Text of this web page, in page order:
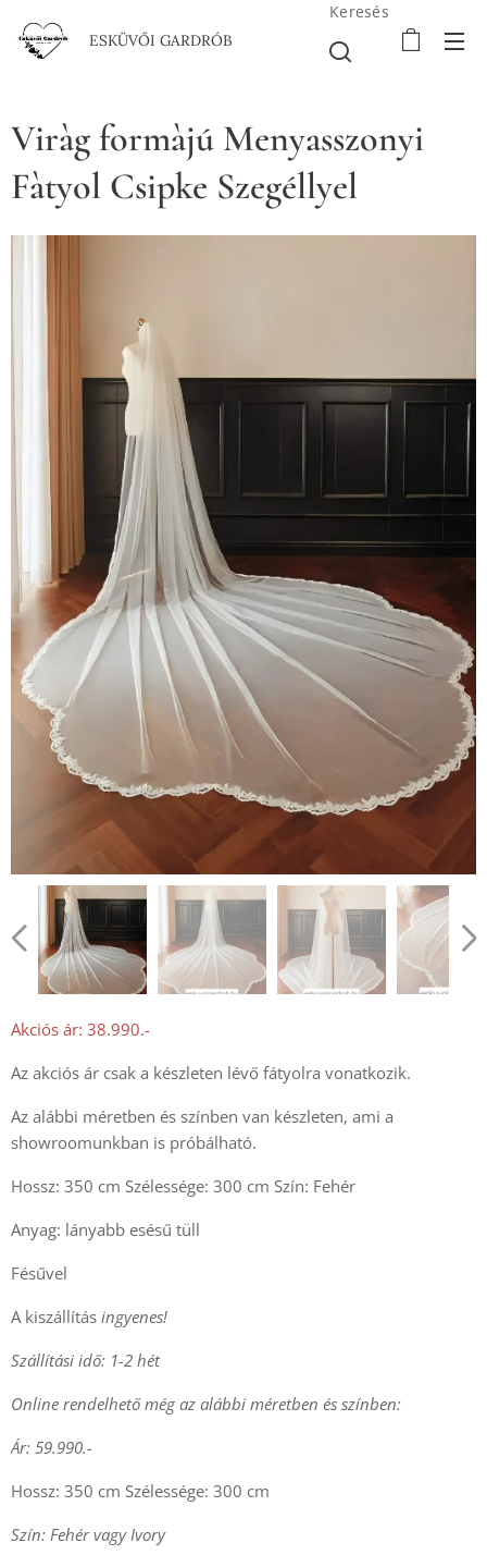
ESKÜVŐI GARDRÓB
Keresés
Viràg formàjú Menyasszonyi
Fàtyol Csipke Szegéllyel
Akciós ár: 38.990.-
Az akciós ár csak a készleten lévő fátyolra vonatkozik.
Az alábbi méretben és színben van készleten, ami a
showroomunkban is próbálható.
Hossz: 350 cm Szélessége: 300 cm Szín: Fehér
Anyag: lányabb esésű tüll
Fésűvel
A kiszállítás ingyenes!
Szállítási idő: 1-2 hét
Online rendelhető még az alábbi méretben és színben:
Ár: 59.990.-
Hossz: 350 cm Szélessége: 300 cm
Szín: Fehér vagy Ivory